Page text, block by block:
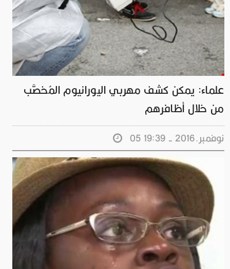
علماء: يمكن كشف مهربي اليورانيوم المُخصَّب
من خلال أظافرهم
05 نوفمبر.2016 - 19:39